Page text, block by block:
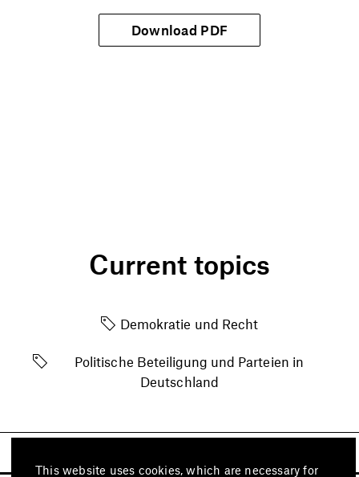
Download PDF
Current topics
Demokratie und Recht
Politische Beteiligung und Parteien in
Deutschland
This website uses cookies, which are necessary for